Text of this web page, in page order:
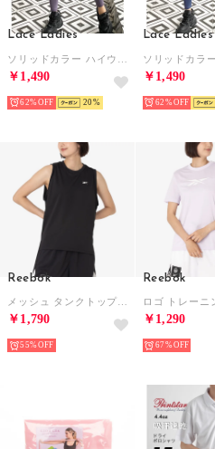
Lace Ladies
￥1,490
62% 20
Lace Ladies
￥1,490
62%
Reebok
￥1,790
55%
Reebok
￥1,290
67%